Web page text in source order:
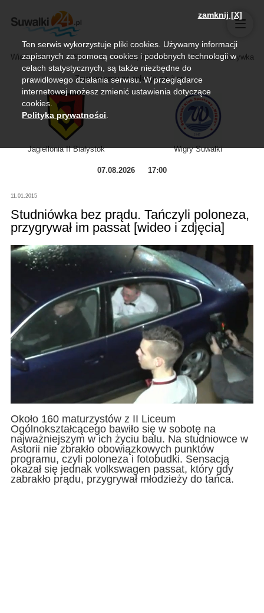
Wiadomości Sport Biznes, rolnictwo Kultura i rozrywka
Zapraszamy na relację na żywo
Jagiellonia II Białystok Wigry Suwałki
07.08.2026 17:00
11.01.2015
Studniówka bez prądu. Tańczyli poloneza,
przygrywał im passat [wideo i zdjęcia]
Około 160 maturzystów z II Liceum
Ogólnokształcącego bawiło się w sobotę na
najważniejszym w ich życiu balu. Na studniowce w
Astorii nie zbrakło obowiązkowych punktów
programu, czyli poloneza i fotobudki. Sensacją
okazał się jednak volkswagen passat, który gdy
zabrakło prądu, przygrywał młodzieży do tańca.
zamknij [X]
Ten serwis wykorzystuje pliki cookies. Używamy informacji
zapisanych za pomocą cookies i podobnych technologii w
celach statystycznych, są także niezbędne do
prawidłowego działania serwisu. W przeglądarce
internetowej możesz zmienić ustawienia dotyczące
cookies.
Polityka prywatności